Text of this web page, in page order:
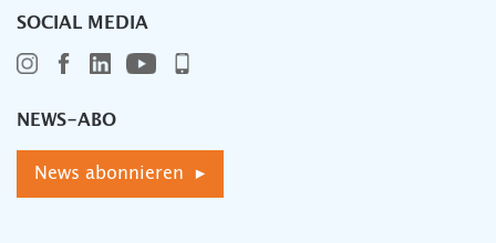
SOCIAL MEDIA
NEWS-ABO
News abonnieren ▸